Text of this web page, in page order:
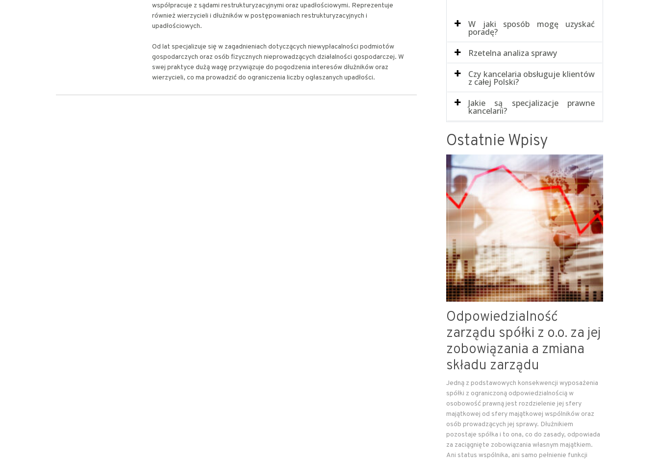
współpracuje z sądami restrukturyzacyjnymi oraz upadłościowymi. Reprezentuje
również wierzycieli i dłużników w postępowaniach restrukturyzacyjnych i
upadłościowych.
Od lat specjalizuje się w zagadnieniach dotyczących niewypłacalności podmiotów
gospodarczych oraz osób fizycznych nieprowadzących działalności gospodarczej. W
swej praktyce dużą wagę przywiązuje do pogodzenia interesów dłużników oraz
wierzycieli, co ma prowadzić do ograniczenia liczby ogłaszanych upadłości.
W jaki sposób mogę uzyskać
poradę?
Rzetelna analiza sprawy
Czy kancelaria obsługuje klientów
z całej Polski?
Jakie są specjalizacje prawne
kancelarii?
Ostatnie Wpisy
Odpowiedzialność
zarządu spółki z o.o. za jej
zobowiązania a zmiana
składu zarządu
Jedną z podstawowych konsekwencji wyposażenia
spółki z ograniczoną odpowiedzialnością w
osobowość prawną jest rozdzielenie jej sfery
majątkowej od sfery majątkowej wspólników oraz
osób prowadzących jej sprawy. Dłużnikiem
pozostaje spółka i to ona, co do zasady, odpowiada
za zaciągnięte zobowiązania własnym majątkiem.
Ani status wspólnika, ani samo pełnienie funkcji